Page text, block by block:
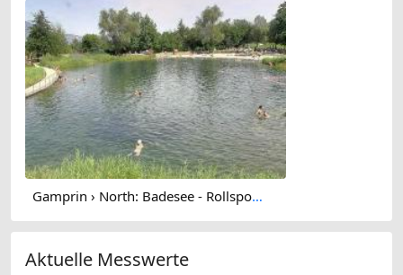
Gamprin › North: Badesee - Rollsportplatz / Pumptrack
Aktuelle Messwerte